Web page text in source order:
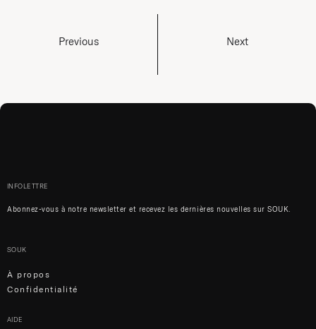
Previous Next
INFOLETTRE
Abonnez-vous à notre newsletter et recevez les dernières nouvelles sur SOUK.
SOUK
À propos
Confidentialité
AIDE